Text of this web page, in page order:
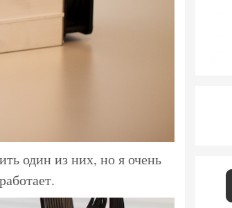
один из них, но я очень